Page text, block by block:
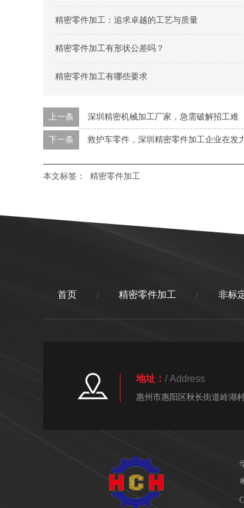
精密零件加工：追求卓越的工艺与质量
精密零件加工有形状公差吗？
精密零件加工有哪些要求
上一条 深圳精密机械加工厂家，急需破解招工难
下一条 救护车零件，深圳精密零件加工企业在发
本文标签： 精密零件加工
首页 / 精密零件加工 / 非标
地址： / Address
惠州市惠阳区秋长街道岭湖